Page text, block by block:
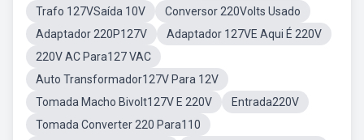
Trafo 127VSaída 10V
Conversor 220Volts Usado
Adaptador 220P127V
Adaptador 127VE Aqui É 220V
220V AC Para127 VAC
Auto Transformador127V Para 12V
Tomada Macho Bivolt127V E 220V
Entrada220V
Tomada Converter 220 Para110